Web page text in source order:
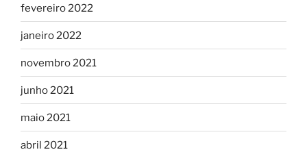
fevereiro 2022
janeiro 2022
novembro 2021
junho 2021
maio 2021
abril 2021